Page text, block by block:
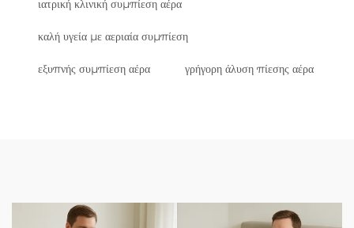
ιατρική κλινική συμπίεση αέρα
καλή υγεία με αεριαία συμπίεση
εξυπνής συμπίεση αέρα γρήγορη άλυση πίεσης αέρα